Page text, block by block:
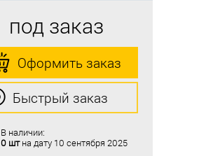
под заказ
Оформить заказ
Быстрый заказ
В наличии:
0 штна дату 10 сентября 2025
под заказ
Оформить заказ
Быстрый заказ
В наличии:
0 штна дату 10 сентября 2025